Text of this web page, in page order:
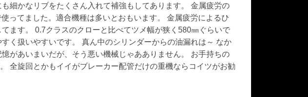
細かなリブをたくさん入れて補強もしてあります。 金属疲労の
ってました。適合機種は多いとおもいます。 金属疲労によるひ
ます。 0.7クラスのクローと比べてツメ幅が狭く580㎜ぐらいで
く扱いやすいです。 真ん中のシリンダーからの油漏れは～ なか
があいまいだが、そう悪い機械じゃあありません。 お手持ちの
全旋回とかもイイがブレーカー配管だけの重機ならコイツがお勧